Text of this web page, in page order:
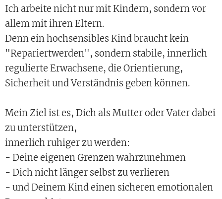
Ich arbeite nicht nur mit Kindern, sondern vor
allem mit ihren Eltern.
Denn ein hochsensibles Kind braucht kein
"Repariertwerden", sondern stabile, innerlich
regulierte Erwachsene, die Orientierung,
Sicherheit und Verständnis geben können.
Mein Ziel ist es, Dich als Mutter oder Vater dabei
zu unterstützen,
innerlich ruhiger zu werden:
- Deine eigenen Grenzen wahrzunehmen
- Dich nicht länger selbst zu verlieren
- und Deinem Kind einen sicheren emotionalen